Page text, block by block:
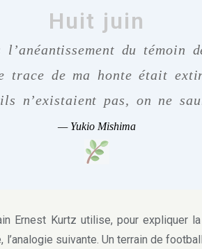
Huit juin
l’anéantissement du témoin
trace de ma honte était
n’existaient pas, on ne
— Yukio Mishima
Ernest Kurtz utilise, pour expliquer
l’analogie suivante. Un terrain de